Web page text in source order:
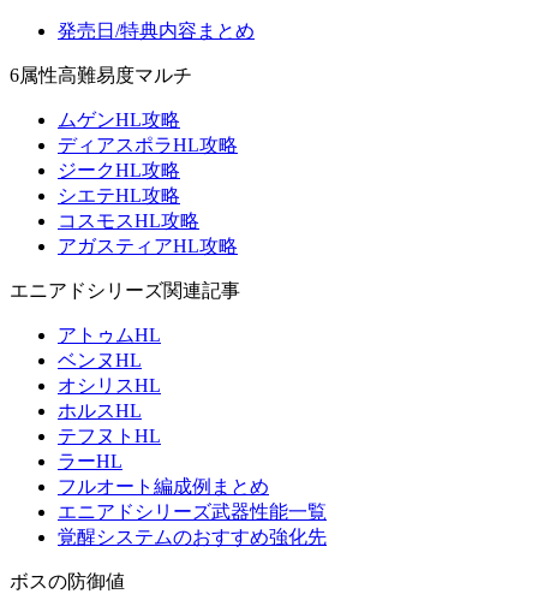
発売日/特典内容まとめ
6属性高難易度マルチ
ムゲンHL攻略
ディアスポラHL攻略
ジークHL攻略
シエテHL攻略
コスモスHL攻略
アガスティアHL攻略
エニアドシリーズ関連記事
アトゥムHL
ベンヌHL
オシリスHL
ホルスHL
テフヌトHL
ラーHL
フルオート編成例まとめ
エニアドシリーズ武器性能一覧
覚醒システムのおすすめ強化先
ボスの防御値